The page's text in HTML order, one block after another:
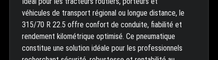
véhicules de transport régional ou longue distance, le
315/70 R 22.5 offre confort de conduite, fiabilité et
rendement kilométrique optimisé. Ce pneumatique
constitue une solution idéale pour les professionnels